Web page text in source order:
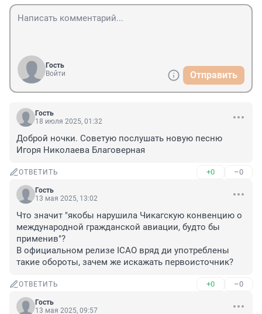
Гость
Войти
Отправить
Гость
18 июля 2025, 01:32
Доброй ночки. Советую послушать новую песню
Игоря Николаева Благоверная
ОТВЕТИТЬ +0 –0
Гость
13 мая 2025, 13:02
Что значит "якобы нарушила Чикагскую конвенцию о
международной гражданской авиации, будто бы
применив"?
В официальном релизе ICAO вряд ди употреблены
такие обороты, зачем же искажать первоисточник?
ОТВЕТИТЬ +0 –0
Гость
13 мая 2025, 09:57